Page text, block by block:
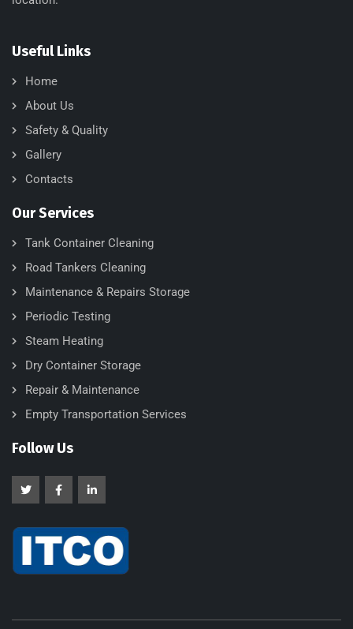
Useful Links
Home
About Us
Safety & Quality
Gallery
Contacts
Our Services
Tank Container Cleaning
Road Tankers Cleaning
Maintenance & Repairs Storage
Periodic Testing
Steam Heating
Dry Container Storage
Repair & Maintenance
Empty Transportation Services
Follow Us